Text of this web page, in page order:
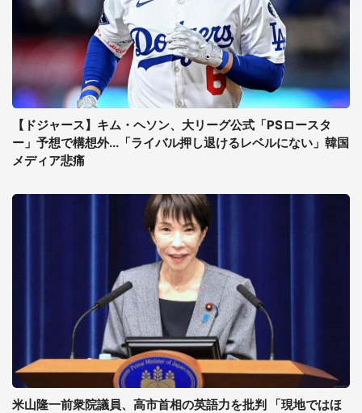
【ドジャース】キム・ヘソン、大リーグ公式「PSロースタ
ー」予想で構想外...「ライバル押し退けるレベルにない」韓国
メディア悲痛
米山隆一前衆院議員、高市首相の英語力を批判 「現地ではほ